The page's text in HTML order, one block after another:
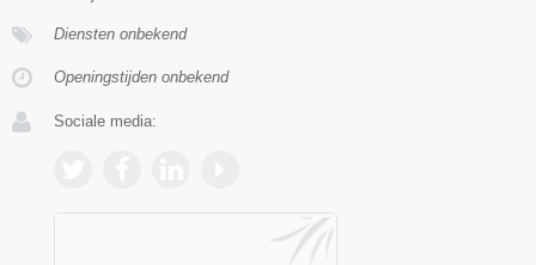
Diensten onbekend
Openingstijden onbekend
Sociale media: